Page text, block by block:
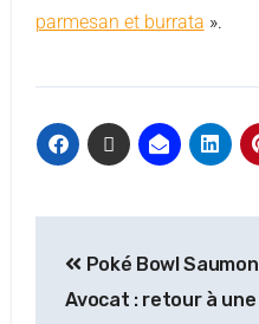
parmesan et burrata ».
Poké Bowl Saumon
Avocat : retour à une